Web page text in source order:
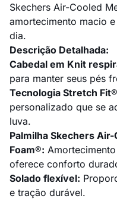
Skechers Air-Cooled
amortecimento macio
dia.
Descrição Detalhada:
Cabedal em Knit
para manter seus pés
Tecnologia Stretch
personalizado que se
luva.
Palmilha Skechers
Foam®:
oferece conforto
Solado flexível:
e tração durável.